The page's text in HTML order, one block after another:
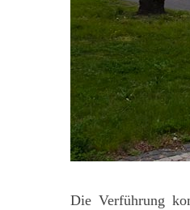
Die Verführung